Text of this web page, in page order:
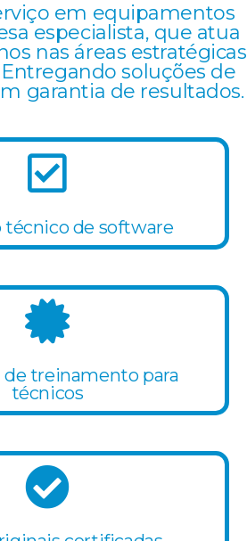
em equipamentos
especialista, que atua
nas áreas estratégicas
soluções de
garantia de resultados.
técnico de software
de treinamento para
técnicos